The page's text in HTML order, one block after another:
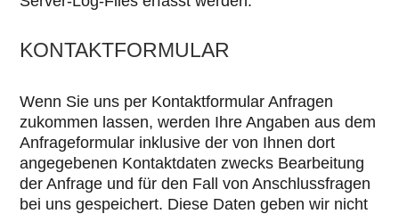
KONTAKTFORMULAR
Wenn Sie uns per Kontaktformular Anfragen
zukommen lassen, werden Ihre Angaben aus dem
Anfrageformular inklusive der von Ihnen dort
angegebenen Kontaktdaten zwecks Bearbeitung
der Anfrage und für den Fall von Anschlussfragen
bei uns gespeichert. Diese Daten geben wir nicht